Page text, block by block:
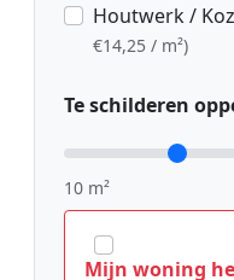
Houtwerk /
€14,25 / m²)
Te schilderen
10 m²
Mijn woning